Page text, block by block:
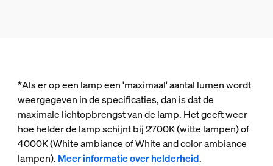
*Als er op een lamp een 'maximaal' aantal lumen wordt
weergegeven in de specificaties, dan is dat de
maximale lichtopbrengst van de lamp. Het geeft weer
hoe helder de lamp schijnt bij 2700K (witte lampen) of
4000K (White ambiance of White and color ambiance
lampen). Meer informatie over helderheid.